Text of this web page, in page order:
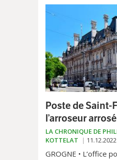
surprises.
Poste de Saint-
l’arroseur arrosé
LA CHRONIQUE DE
KOTTELAT
11.12.2022
GROGNE • L’office